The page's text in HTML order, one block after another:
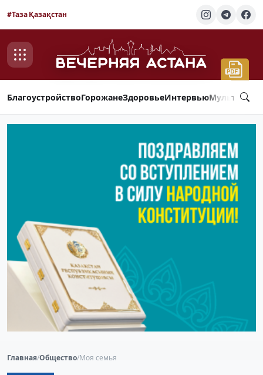
#Таза Қазақстан
БлагоустройствоГорожанеЗдоровьеИнтервью
Главная/Общество/Моя семья